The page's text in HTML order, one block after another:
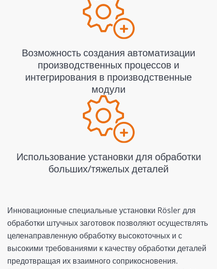
Возможность создания автоматизации
производственных процессов и
интегрирования в производственные
модули
Использование установки для обработки
больших/тяжелых деталей
Инновационные специальные установки Rösler для
обработки штучных заготовок позволяют осуществлять
целенаправленную обработку высокоточных и с
высокими требованиями к качеству обработки деталей
предотвращая их взаимного соприкосновения.